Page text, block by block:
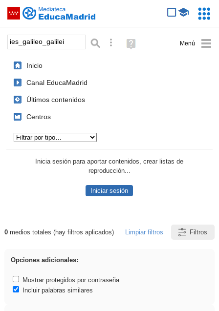
Saltar navegación
Palabra o frase: Búsqueda avanzada
Ayuda
(en
Inicio
Canal EducaMadrid
Últimos contenidos
Centros
Inicia sesión para aportar contenidos, crear listas de
reproducción...
Iniciar sesión
Resultados de: ies_galileo_galilei
0medios totales (hay filtros aplicados) Limpiar filtros Filtros
Opciones adicionales:
Mostrar protegidos por contraseña
Incluir palabras similares